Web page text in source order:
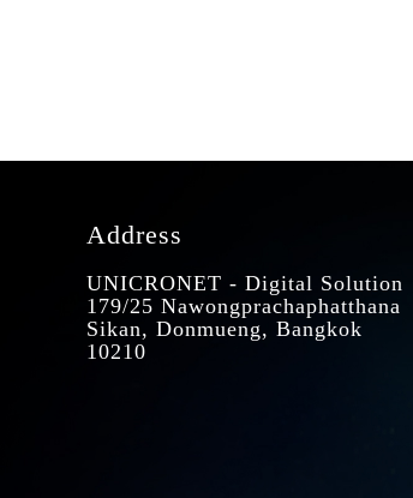
Address
UNICRONET - Digital Solution
179/25 Nawongprachaphatthana
Sikan, Donmueng, Bangkok
10210